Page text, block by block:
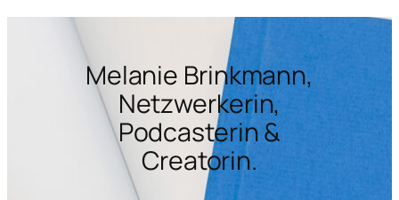
Melanie Brinkmann,
Netzwerkerin,
Podcasterin &
Creatorin.